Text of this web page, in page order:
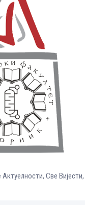
Aктуелности, Све Вијести,